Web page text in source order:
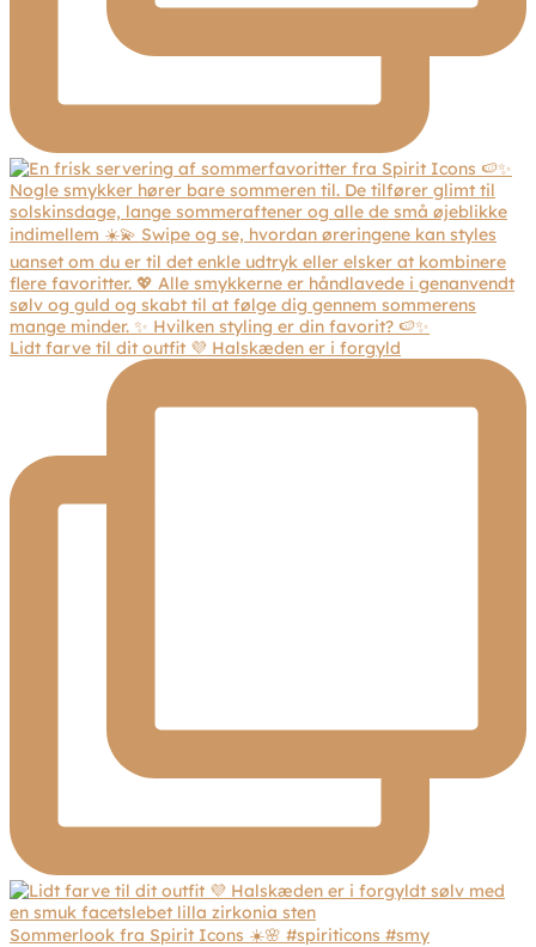
Lidt farve til dit outfit 💜 Halskæden er i forgyld
Sommerlook fra Spirit Icons ☀️🌸 #spiriticons #smy